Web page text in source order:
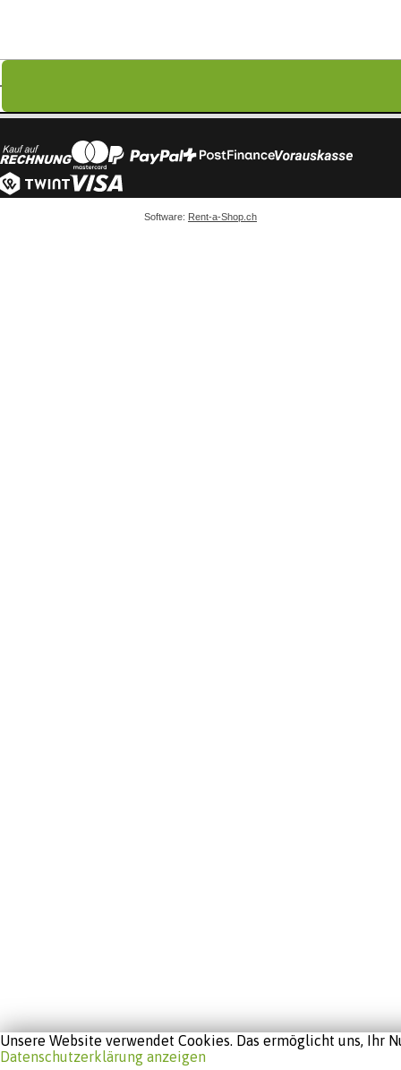
Software: Rent-a-Shop.ch
Unsere Website verwendet Cookies. Das ermöglicht uns,
Datenschutzerklärung anzeigen